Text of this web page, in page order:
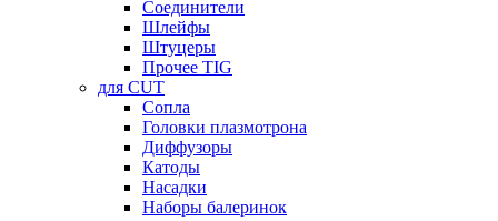
Соединители
Шлейфы
Штуцеры
Прочее TIG
для CUT
Сопла
Головки плазмотрона
Диффузоры
Катоды
Насадки
Наборы балеринок